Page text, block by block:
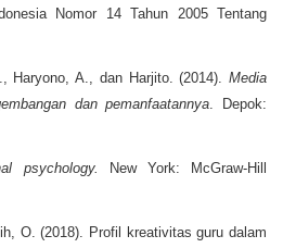
Nomor 14 Tahun 2005 Tentang
Haryono, A., dan Harjito. (2014). Media
dan pemanfaatannya. Depok:
psychology.
New York: McGraw-Hill
O. (2018). Profil kreativitas guru dalam